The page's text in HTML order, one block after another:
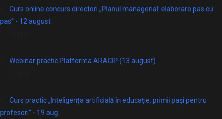
Curs online concurs directori „Planul managerial: elaborare pas cu
pas” - 12 august
Webinar practic Platforma ARACIP (13 august)
Curs practic „Inteligența artificială în educație: primii pași pentru
profesori” - 19 aug.